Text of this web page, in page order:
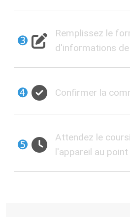
➌
Remplissez le
d'informations
➍ Confirmer la
➎
Attendez le
l'appareil au